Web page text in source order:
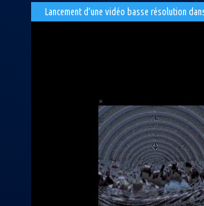
Lancement d’une vidéo basse résolution